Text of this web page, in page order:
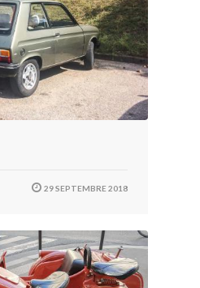
29 SEPTEMBRE 2018